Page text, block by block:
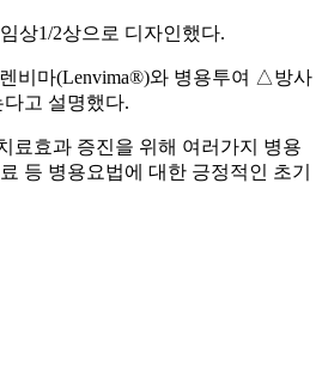
상1/2상으로 디자인했다.
비마(Lenvima®)와 병용투여 △방사
고 설명했다.
료효과 증진을 위해 여러가지 병용
등 병용요법에 대한 긍정적인 초기